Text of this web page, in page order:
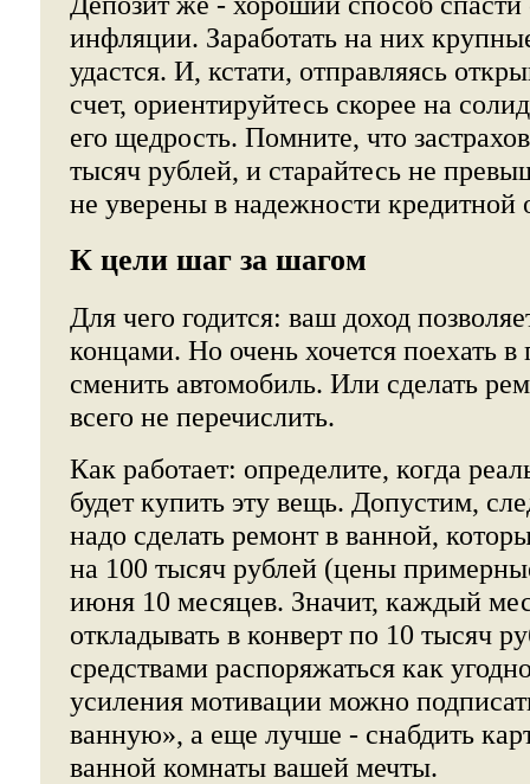
инфляции. Заработать на них
удастся. И, кстати, отправляясь
счет, ориентируйтесь скорее на
его щедрость. Помните, что
тысяч рублей, и старайтесь не
не уверены в надежности кредитной
К цели шаг за шагом
Для чего годится: ваш доход
концами. Но очень хочется поехать
сменить автомобиль. Или сделать
всего не перечислить.
Как работает: определите, когда
будет купить эту вещь. Допустим,
надо сделать ремонт в ванной,
на 100 тысяч рублей (цены
июня 10 месяцев. Значит, каждый
откладывать в конверт по 10 тысяч
средствами распоряжаться как
усиления мотивации можно
ванную», а еще лучше - снабдить
ванной комнаты вашей мечты.